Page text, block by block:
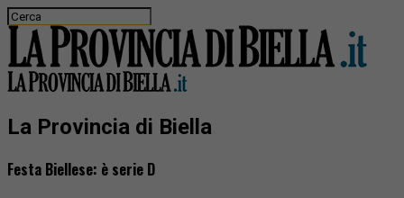
La Provincia di Biella
Festa Biellese: è serie D